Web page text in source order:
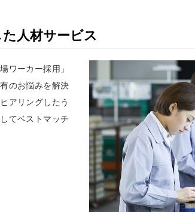
た人材サービス
ワーカー採用」
のお悩みを解決
アリングしたう
てベストマッチ